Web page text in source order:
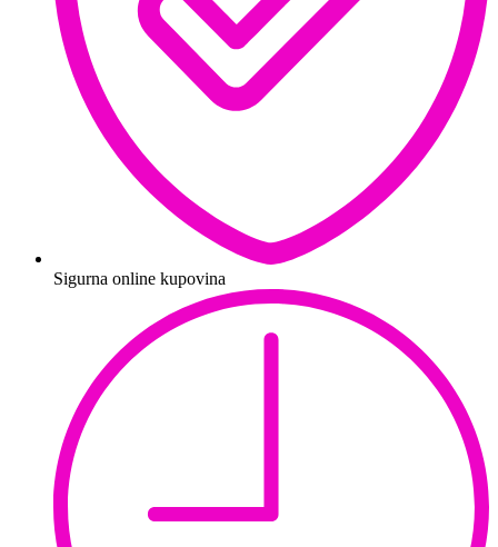
Sigurna online kupovina